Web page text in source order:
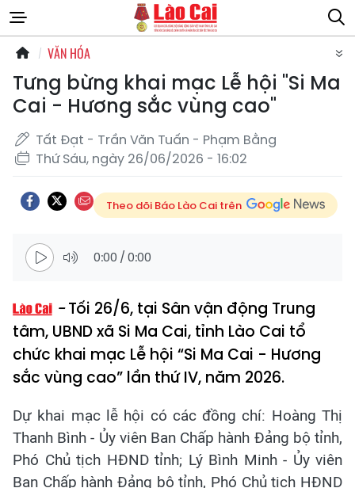
VĂN HÓA
Tưng bừng khai mạc Lễ hội "Si Ma
Cai - Hương sắc vùng cao"
Tất Đạt - Trần Văn Tuấn - Phạm Bằng
Thứ Sáu, ngày 26/06/2026 - 16:02
Theo dõi Báo Lào Cai trên
0:00 /0:00
Tối 26/6, tại Sân vận động Trung
tâm, UBND xã Si Ma Cai, tỉnh Lào Cai tổ
chức khai mạc Lễ hội “Si Ma Cai - Hương
sắc vùng cao” lần thứ IV, năm 2026.
Dự khai mạc lễ hội có các đồng chí: Hoàng Thị
Thanh Bình - Ủy viên Ban Chấp hành Đảng bộ tỉnh,
Phó Chủ tịch HĐND tỉnh; Lý Bình Minh - Ủy viên
Ban Chấp hành Đảng bộ tỉnh, Phó Chủ tịch HĐND